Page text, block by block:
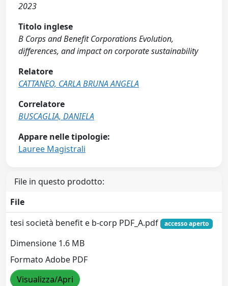
2023
Titolo inglese
B Corps and Benefit Corporations Evolution,
differences, and impact on corporate sustainability
Relatore
CATTANEO, CARLA BRUNA ANGELA
Correlatore
BUSCAGLIA, DANIELA
Appare nelle tipologie:
Lauree Magistrali
File in questo prodotto:
File
tesi società benefit e b-corp PDF_A.pdf
accesso aperto
Dimensione 1.6 MB
Formato Adobe PDF
Visualizza/Apri